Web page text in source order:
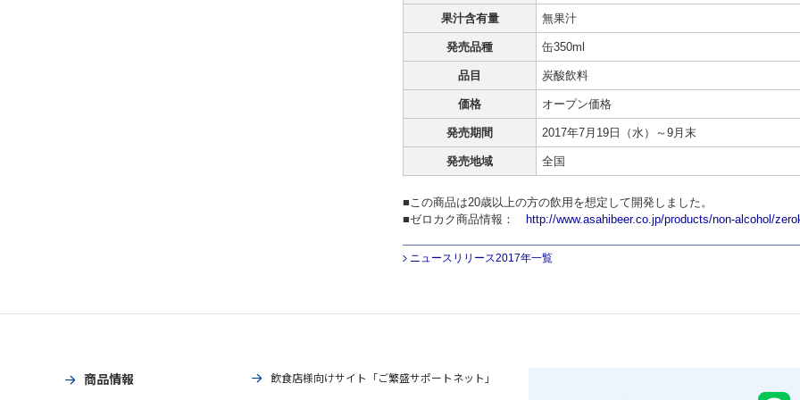
果汁含有量 無果汁
発売品種 缶350ml
品目 炭酸飲料
価格 オープン価格
発売期間 2017年7月19日（水）～9月末
発売地域 全国
■この商品は20歳以上の方の飲用を想定して開発しました。
■ゼロカク商品情報：
http://www.asahibeer.co.jp/products/non-alcohol/
ニュースリリース2017年一覧
商品情報 飲食店様向けサイト「ご繁盛サポートネット」